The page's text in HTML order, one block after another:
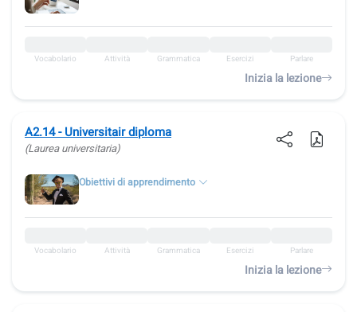
Vocabolario Attività Grammatica Esercizi Parlare
Inizia la lezione
A2.14 - Universitair diploma
(Laurea universitaria)
Obiettivi di apprendimento
Vocabolario Attività Grammatica Esercizi Parlare
Inizia la lezione